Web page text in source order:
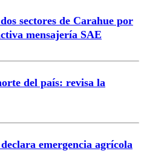
sectores de Carahue por
mensajería SAE
del país: revisa la
emergencia agrícola